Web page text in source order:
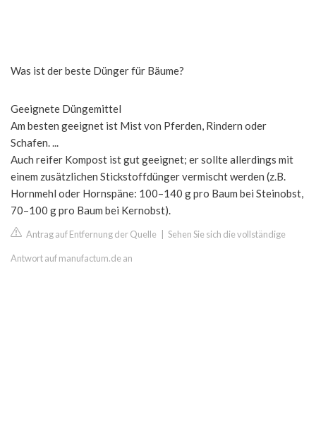
Was ist der beste Dünger für Bäume?
Geeignete Düngemittel
Am besten geeignet ist Mist von Pferden, Rindern oder
Schafen. ...
Auch reifer Kompost ist gut geeignet; er sollte allerdings mit
einem zusätzlichen Stickstoffdünger vermischt werden (z.B.
Hornmehl oder Hornspäne: 100–140 g pro Baum bei Steinobst,
70–100 g pro Baum bei Kernobst).
Antrag auf Entfernung der Quelle Sehen Sie sich die vollständige
Antwort auf manufactum.de an